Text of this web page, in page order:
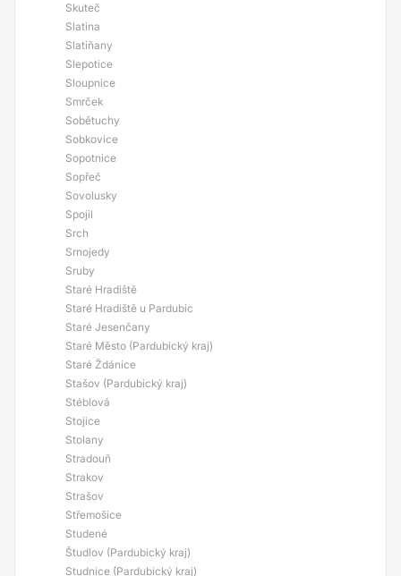
Skuteč
Slatina
Slatiňany
Slepotice
Sloupnice
Smrček
Sobětuchy
Sobkovice
Sopotnice
Sopřeč
Sovolusky
Spojil
Srch
Srnojedy
Sruby
Staré Hradiště
Staré Hradiště u Pardubic
Staré Jesenčany
Staré Město (Pardubický kraj)
Staré Ždánice
Stašov (Pardubický kraj)
Stéblová
Stojice
Stolany
Stradouň
Strakov
Strašov
Střemošice
Studené
Študlov (Pardubický kraj)
Studnice (Pardubický kraj)